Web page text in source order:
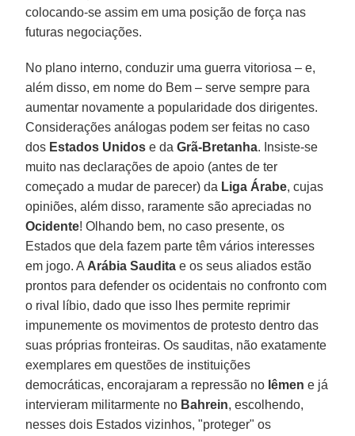
colocando-se assim em uma posição de força nas
futuras negociações.
No plano interno, conduzir uma guerra vitoriosa – e,
além disso, em nome do Bem – serve sempre para
aumentar novamente a popularidade dos dirigentes.
Considerações análogas podem ser feitas no caso
dos Estados Unidos e daGrã-Bretanha. Insiste-se
muito nas declarações de apoio (antes de ter
começado a mudar de parecer) da Liga Árabe, cujas
opiniões, além disso, raramente são apreciadas no
Ocidente! Olhando bem, no caso presente, os
Estados que dela fazem parte têm vários interesses
em jogo. A Arábia Saudita e os seus aliados estão
prontos para defender os ocidentais no confronto com
o rival líbio, dado que isso lhes permite reprimir
impunemente os movimentos de protesto dentro das
suas próprias fronteiras. Os sauditas, não exatamente
exemplares em questões de instituições
democráticas, encorajaram a repressão no Iêmen e já
intervieram militarmente no Bahrein, escolhendo,
nesses dois Estados vizinhos, "proteger" os